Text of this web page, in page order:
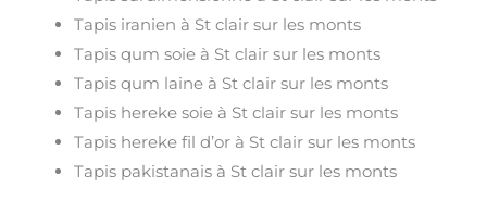
Tapis iranien à St clair sur les monts
Tapis qum soie à St clair sur les monts
Tapis qum laine à St clair sur les monts
Tapis hereke soie à St clair sur les monts
Tapis hereke fil d’or à St clair sur les monts
Tapis pakistanais à St clair sur les monts